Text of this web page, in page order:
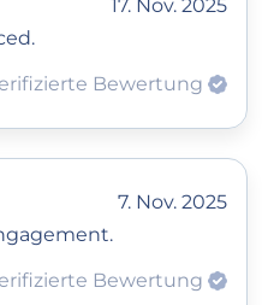
17. Nov. 2025
Bewertung
7. Nov. 2025
Bewertung